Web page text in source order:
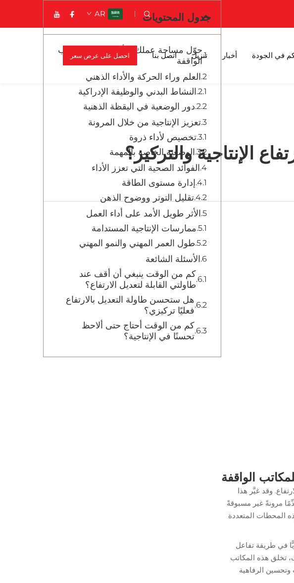
AR
في الجودة أخبار تنزيل اتصل بنا احصل على عرض سعر
الإنتاجية والتركيز؟
الواقفة
وقد غيَّر هذا
مرونةً غير مسبوقةً
المحطات المتعددة
في طريقة تفاعل
تخلق هذه المكاتب
الرفاهية
جدول المحتويات
حوّل مساحة عملك: الأثر الثوري للمكاتب
الواقفة
العلم وراء الحركة والأداء الذهني
النشاط البدني والوظيفة الإدراكية
دور الوضعية في اليقظة الذهنية
تعزيز الإنتاجية من خلال المرونة
تخصيص لأداء ذروة
الوضعية الخاصة بالمهمة
الفوائد الصحية التي تعزز الأداء
إدارة مستوى الطاقة
تقليل التوتر ووضوح الذهن
الأثر طويل الأمد على أداء العمل
ممارسات الإنتاجية المستدامة
طول العمر المهني والنمو المهني
الأسئلة الشائعة
كم من الوقت ينبغي أن أقف عند
طاولتي القابلة لتعديل الارتفاع؟
هل ستحسن طاولة التعديل بالارتفاع
فعليًا تركيزي؟
كم من الوقت أحتاج حتى ألاحظ
تحسنًا في الإنتاجية؟